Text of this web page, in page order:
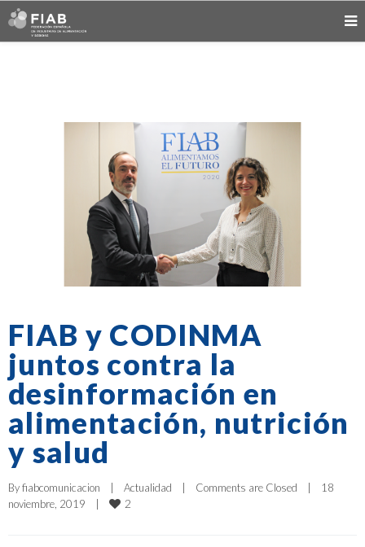
FIAB y CODINMA
juntos contra la
desinformación en
alimentación, nutrición
y salud
By fiabcomunicacion Actualidad Comments are Closed
18
noviembre, 2019
2